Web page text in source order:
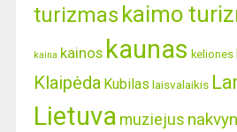
turizmas kaimo
kaina kainos kaunas keliones
Klaipėda Kubilas laisvalaikis
Lietuva muziejus